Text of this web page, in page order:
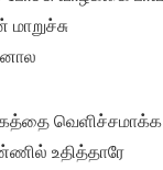
வெளிச்சமாக்க
உதித்தாரே